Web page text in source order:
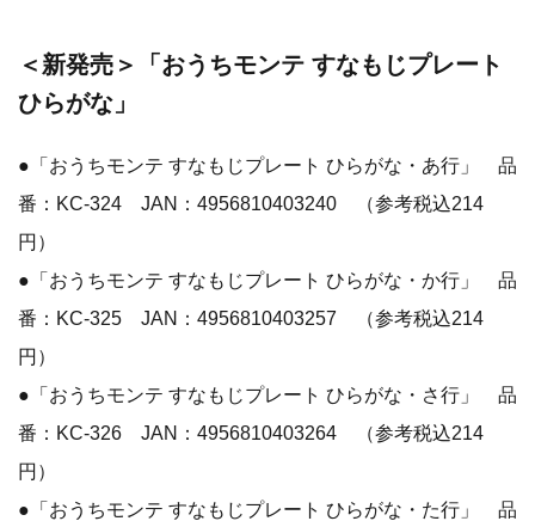
＜新発売＞「おうちモンテ すなもじプレート
ひらがな」
●「おうちモンテ すなもじプレート ひらがな・あ行」 品
番：KC-324 JAN：4956810403240 （参考税込214
円）
●「おうちモンテ すなもじプレート ひらがな・か行」 品
番：KC-325 JAN：4956810403257 （参考税込214
円）
●「おうちモンテ すなもじプレート ひらがな・さ行」 品
番：KC-326 JAN：4956810403264 （参考税込214
円）
●「おうちモンテ すなもじプレート ひらがな・た行」 品